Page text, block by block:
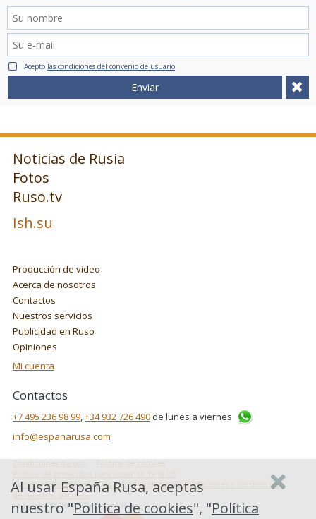
Acepto las condiciones del convenio de usuario
Enviar
Noticias de Rusia
Fotos
Ruso.tv
Ish.su
Producción de video
Acerca de nosotros
Contactos
Nuestros servicios
Publicidad en Ruso
Opiniones
Mi cuenta
Contactos
+7 495 236 98 99 +34 932 726 490 de lunes a viernes
info@espanarusa.com
Politica de cookies
Política de privacidad para usuarios de la UE
Cómo usa Google los datos cuando utilizas las aplicaciones o los sitios web
de nuestros partners
Copyright ©2007-2026 Espana Rusa
Al usar España Rusa, aceptas
nuestro "Politica de cookies", "Política